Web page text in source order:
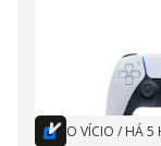
O VÍCIO / HÁ 5